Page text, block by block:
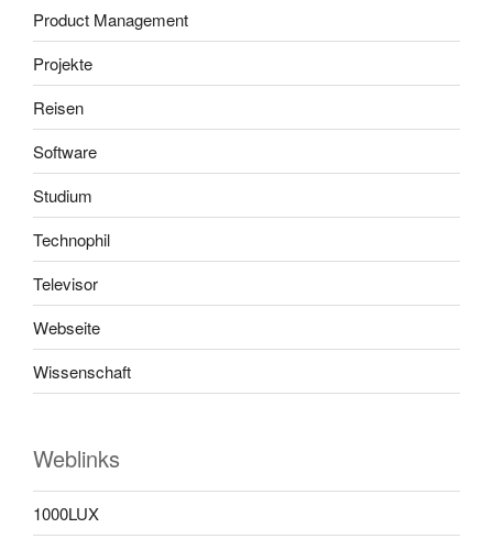
Product Management
Projekte
Reisen
Software
Studium
Technophil
Televisor
Webseite
Wissenschaft
Weblinks
1000LUX